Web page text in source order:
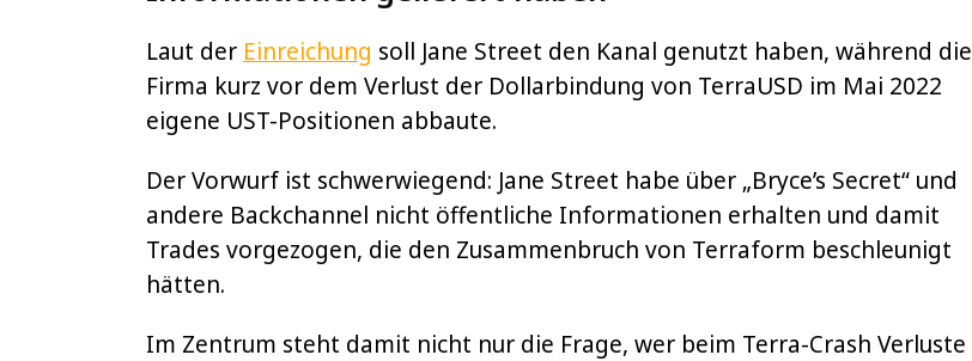
Laut der Einreichung soll Jane Street den Kanal genutzt haben, während die
Firma kurz vor dem Verlust der Dollarbindung von TerraUSD im Mai 2022
eigene UST-Positionen abbaute.
Der Vorwurf ist schwerwiegend: Jane Street habe über „Bryce’s Secret“ und
andere Backchannel nicht öffentliche Informationen erhalten und damit
Trades vorgezogen, die den Zusammenbruch von Terraform beschleunigt
hätten.
Im Zentrum steht damit nicht nur die Frage, wer beim Terra-Crash Verluste